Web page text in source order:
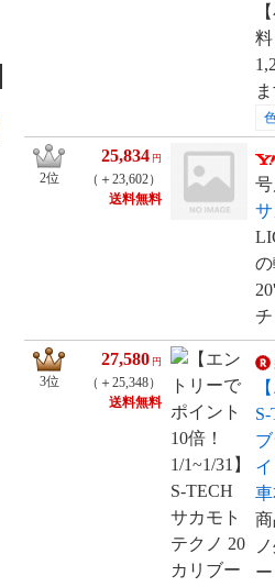
2位
25,834 円
（＋23,602）
送料無料
3位
27,580 円
（＋25,348）
送料無料